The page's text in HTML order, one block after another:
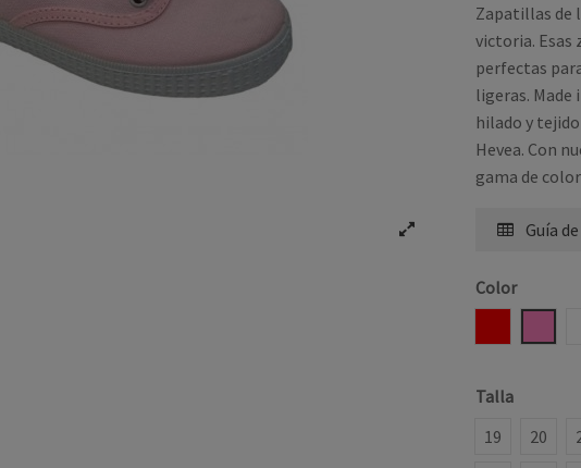
Zapatillas de
victoria. Esas
perfectas
ligeras.
hilado y
Hevea. Con
gama de
Guía
Color
Talla
19
20